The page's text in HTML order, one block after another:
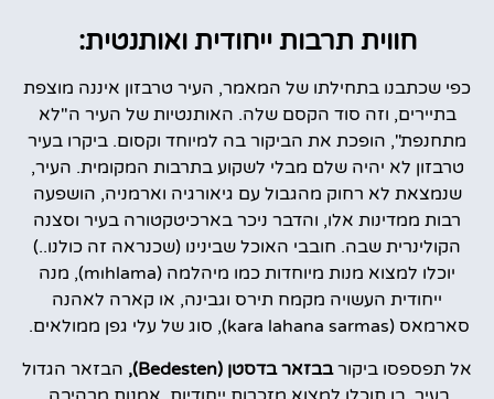
חווית תרבות ייחודית ואותנטית:
כפי שכתבנו בתחילתו של המאמר, העיר טרבזון איננה מוצפת
בתיירים, וזה סוד הקסם שלה. האותנטיות של העיר ה"לא
מתחנפת", הופכת את הביקור בה למיוחד וקסום. ביקרו בעיר
טרבזון לא יהיה שלם מבלי לשקוע בתרבות המקומית. העיר,
שנמצאת לא רחוק מהגבול עם גיאורגיה וארמניה, הושפעה
רבות ממדינות אלו, והדבר ניכר בארכיטקטורה בעיר וסצנה
הקולינרית שבה. חובבי האוכל שבינינו (שכנראה זה כולנו..)
יוכלו למצוא מנות מיוחדות כמו מיהלמה (mıhlama), מנה
ייחודית העשויה מקמח תירס וגבינה, או קארה לאהנה
סארמאס (kara lahana sarmas), סוג של עלי גפן ממולאים.
אל תפספסו ביקורבבזאר בדסטן (Bedesten),
הבזאר הגדול